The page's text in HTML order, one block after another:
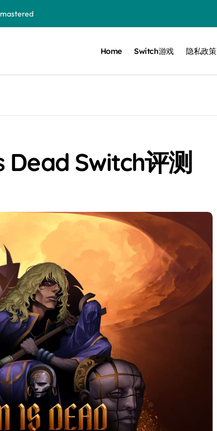
Bloom in the mist
Tennis
I Jedi Power Battles
Untold
Home Switch游戏 隐私政策
Dead Switch评测